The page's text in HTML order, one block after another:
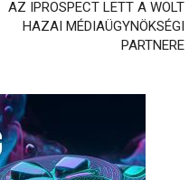
AZ IPROSPECT LETT A WOLT
HAZAI MÉDIAÜGYNÖKSÉGI
PARTNERE